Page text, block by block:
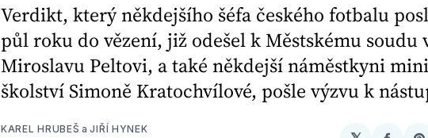
Verdikt, který někdejšího šéfa českého fotbalu
půl roku do vězení, již odešel k Městskému soudu
Miroslavu Peltovi, a také někdejší náměstkyni
školství Simoně Kratochvílové, pošle výzvu k
KAREL HRUBEŠ aJIŘÍ HYNEK